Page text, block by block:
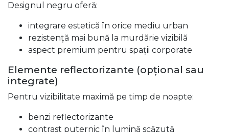
Designul negru oferă:
integrare estetică în orice mediu urban
rezistență mai bună la murdărie vizibilă
aspect premium pentru spații corporate
Elemente reflectorizante (opțional sau
integrate)
Pentru vizibilitate maximă pe timp de noapte:
benzi reflectorizante
contrast puternic în lumină scăzută